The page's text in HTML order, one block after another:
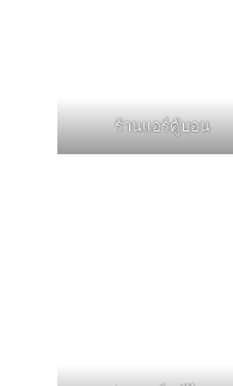
ร้านแอร์คู้บอน